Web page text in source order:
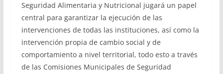
Seguridad Alimentaria y Nutricional jugará un papel
central para garantizar la ejecución de las
intervenciones de todas las instituciones, así como la
intervención propia de cambio social y de
comportamiento a nivel territorial, todo esto a través
de las Comisiones Municipales de Seguridad